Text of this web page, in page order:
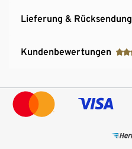
Lieferung & Rücksendung
Kundenbewertungen